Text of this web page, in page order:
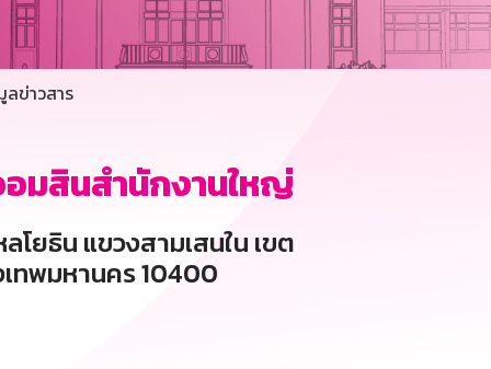
ข่าวสาร
อมสินสำนักงานใหญ่
ยธิน แขวงสามเสนใน เขต
ทพมหานคร 10400